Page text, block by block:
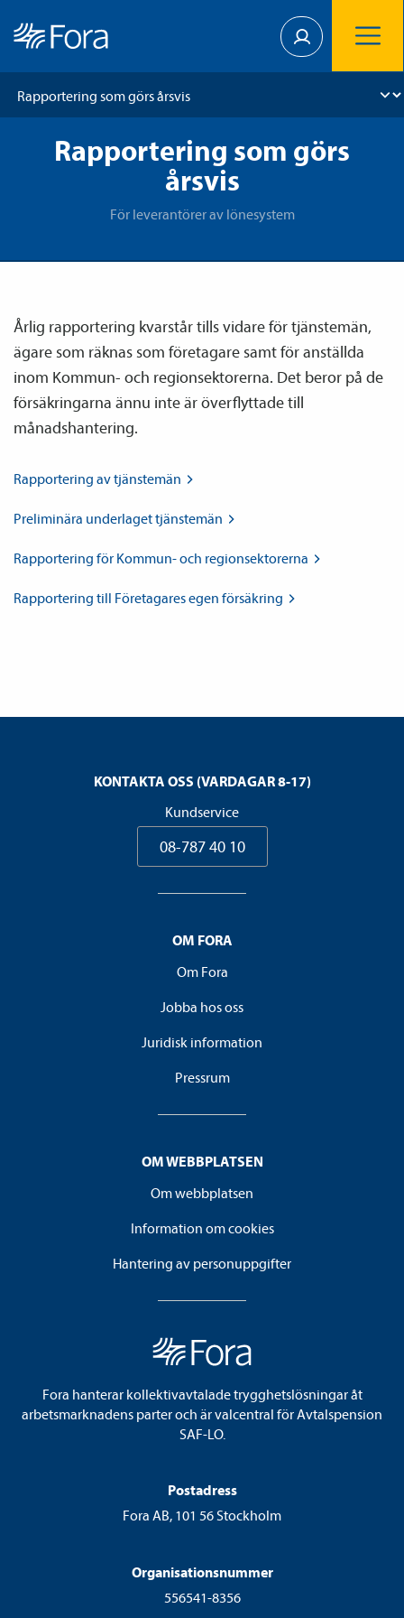
Rapportering som görs
årsvis
För leverantörer av lönesystem
Årlig rapportering kvarstår tills vidare för tjänste­män,
ägare som räknas som företagare samt för anställda
inom Kommun- och regionsektorerna. Det beror på de
försäkringarna ännu inte är överflyttade till
månadshantering.
Rapportering avtjänste­män
Preliminära underlagettjänste­män
Rapportering för Kommun- och regionsektorerna
Rapportering till Företagares egen försäkring
KONTAKTA OSS (VARDAGAR 8-17)
Kundservice
08-787 40 10
OM FORA
Om Fora
Jobba hos oss
Juridisk information
Pressrum
OM WEBBPLATSEN
Om webbplatsen
Information om cookies
Hantering av personuppgifter
Fora hanterar kollektivavtalade trygghetslösningar åt
arbetsmarknadens parter och är valcentral för Avtalspension
SAF-LO.
Postadress
Fora AB, 101 56 Stockholm
Organisationsnummer
556541-8356